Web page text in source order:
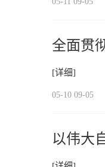
全面贯
[详细]
05-10 09-05
以伟大